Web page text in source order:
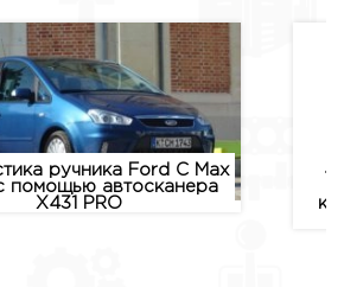
ручника Ford C Max
помощью автосканера
X431 PRO